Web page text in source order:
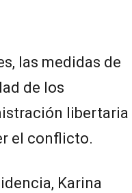
las medidas de
de los
libertaria
el conflicto.
Karina